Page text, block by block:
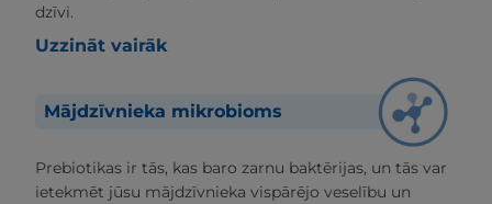
dzīvi.
Uzzināt vairāk
Mājdzīvnieka mikrobioms
Prebiotikas ir tās, kas baro zarnu baktērijas, un tās var
ietekmēt jūsu mājdzīvnieka vispārējo veselību un